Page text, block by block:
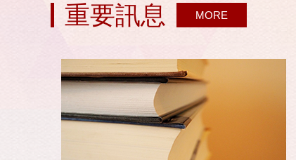
重要訊息 MORE